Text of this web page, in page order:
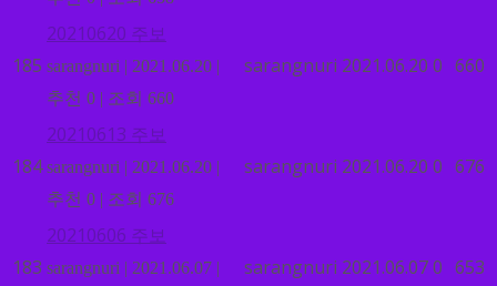
185
20210620 주보
sarangnuri | 2021.06.20 |
추천 0 | 조회 660
sarangnuri 2021.06.20 0 660
184
20210613 주보
sarangnuri | 2021.06.20 |
추천 0 | 조회 676
sarangnuri 2021.06.20 0 676
183
20210606 주보
sarangnuri | 2021.06.07 |
sarangnuri 2021.06.070 653